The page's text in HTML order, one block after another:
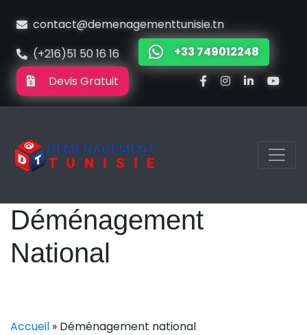
contact@demenagementtunisie.tn
(+216)51 50 16 16
+33 749012248
Devis Gratuit
Déménagement
National
Accueil » Déménagement national